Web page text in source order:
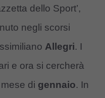
dello Sport’,
negli scorsi
Allegri. I
e ora si cercherà
di gennaio. In